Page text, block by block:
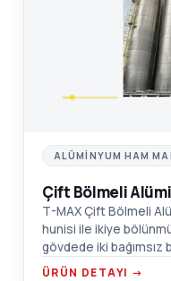
ALÜMINYUM HAM
Çift Bölmeli
T-MAX Çift Bölmeli
hunisi ile ikiye
gövdede iki bağımsız
karıştırmadan stoklayın.
ÜRÜN DETAYI →